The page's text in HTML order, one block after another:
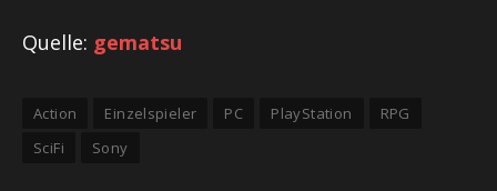
Quelle: gematsu
Action Einzelspieler PC PlayStation
RPG
SciFi
Sony